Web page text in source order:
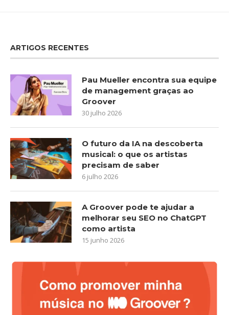
ARTIGOS RECENTES
Pau Mueller encontra sua equipe
de management graças ao
Groover
30 julho 2026
O futuro da IA na descoberta
musical: o que os artistas
precisam de saber
6 julho 2026
A Groover pode te ajudar a
melhorar seu SEO no ChatGPT
como artista
15 junho 2026